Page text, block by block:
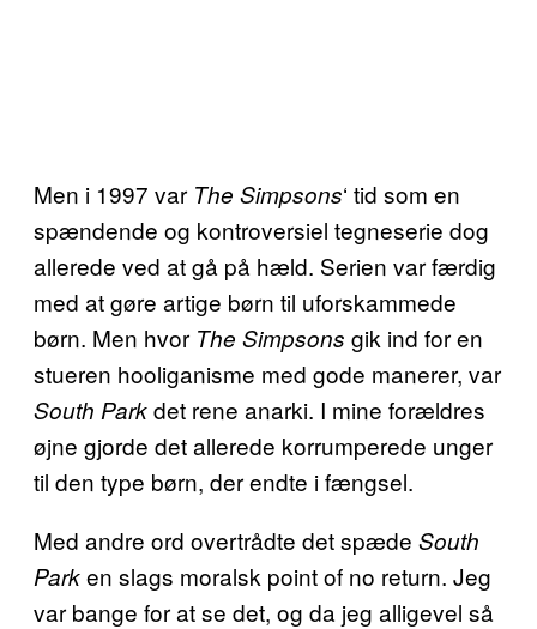
Men i 1997 var The Simpsons‘ tid som en
spændende og kontroversiel tegneserie dog
allerede ved at gå på hæld. Serien var færdig
med at gøre artige børn til uforskammede
børn. Men hvor The Simpsons gik ind for en
stueren hooliganisme med gode manerer, var
South Parkdet rene anarki. I mine forældres
øjne gjorde det allerede korrumperede unger
til den type børn, der endte i fængsel.
Med andre ord overtrådte det spæde South
Parken slags moralsk point of no return. Jeg
var bange for at se det, og da jeg alligevel så